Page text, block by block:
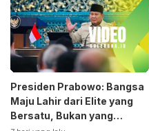
Presiden Prabowo: Bangsa
Maju Lahir dari Elite yang
Bersatu, Bukan yang